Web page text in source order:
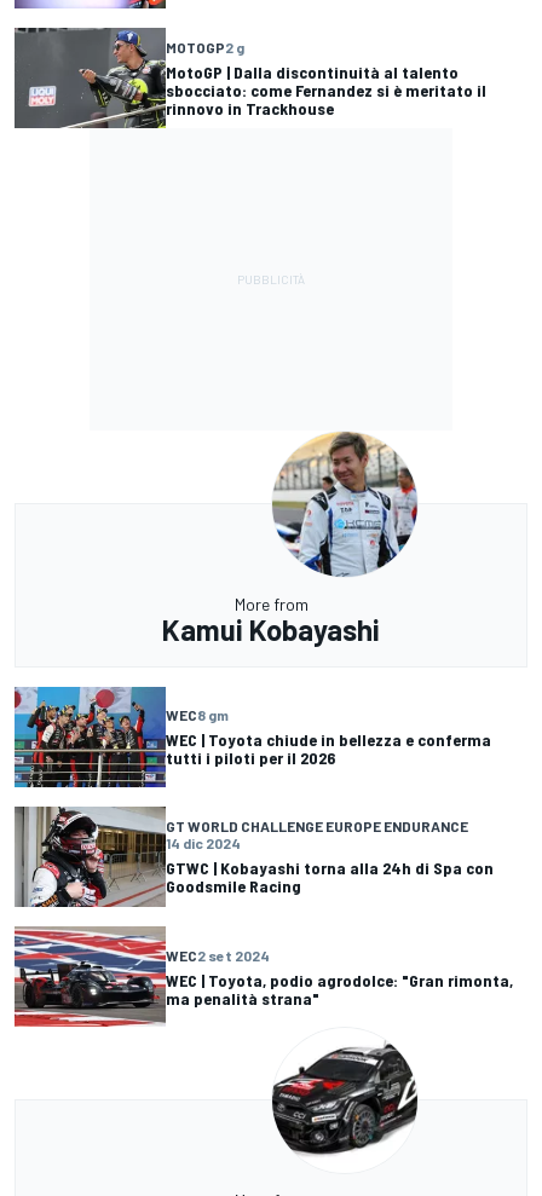
MOTOGP2 g
MotoGP | Dalla discontinuità al talento
sbocciato: come Fernandez si è meritato il
rinnovo in Trackhouse
More from
Kamui Kobayashi
WEC8 gm
WEC | Toyota chiude in bellezza e conferma
tutti i piloti per il 2026
GT WORLD CHALLENGE EUROPE ENDURANCE
14 dic 2024
GTWC | Kobayashi torna alla 24h di Spa con
Goodsmile Racing
WEC2 set 2024
WEC | Toyota, podio agrodolce: "Gran rimonta,
ma penalità strana"